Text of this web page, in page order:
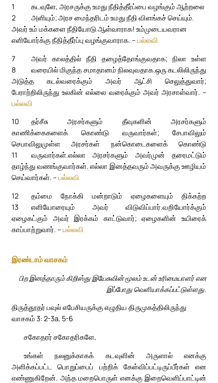
1
கடவுளே, அரசருக்கு உமது நீதித்தீர்ப்பை வழங்கும் ஆற்றலை
அளியும்; அரச மைந்தரிடம் உமது நீதி விளங்கச் செய்யும்.
2
அவர் உம் மக்களை நீதியோடு ஆள்வாராக! உம்முடையவரான
எளியோர்க்கு நீதித்தீர்ப்பு வழங்குவாராக. – பல்லவி
7
அவர் காலத்தில் நீதி தழைத்தோங்குவதாக; நிலா உள்ள
வரையில் மிகுந்த சமாதானம் நிலவுவதாக.
8
ஒரு கடலிலிருந்து
அடுத்த கடல்வரைக்கும் அவர் ஆட்சி செலுத்துவார்;
பேராற்றிலிருந்து உலகின் எல்லை வரைக்கும் அவர் அரசாள்வார். –
பல்லவி
10
தர்சீசு அரசர்களும் தீவுகளின் அரசர்களும்
காணிக்கைகளைக் கொண்டு வருவார்கள்; சேபாவிலும்
செபாவிலுமுள்ள அரசர்கள் நன்கொடைகளைக் கொண்டு
வருவார்கள்.
11
எல்லா அரசர்களும் அவர்முன் தரைமட்டும்
தாழ்ந்து வணங்குவார்கள். எல்லா இனத்தவரும் அவருக்கு ஊழியம்
செய்வார்கள். – பல்லவி
12
தம்மை நோக்கி மன்றாடும் ஏழைகளையும் திக்கற்ற
எளியோரையும் அவர் விடுவிப்பார்.
13
வறியோர்க்கும்
ஏழைகட்கும் அவர் இரக்கம் காட்டுவார்; ஏழைகளின் உயிரைக்
காப்பாற்றுவார். – பல்லவி
இரண்டாம் வாசகம்
பிற இனத்தாரும் கிறிஸ்து இயேசுவின் மூலம் உடன் உரிமையாளர் என
இப்போது வெளியாக்கப்பட்டுள்ளது.
திருத்தூதர் பவுல் எபேசியருக்கு எழுதிய திருமுகத்திலிருந்து
வாசகம் 3: 2-3a, 5-6
சகோதரர் சகோதரிகளே,
உங்கள் நலனுக்காகக் கடவுளின் அருளால் எனக்கு
அளிக்கப்பட்ட பொறுப்பைப் பற்றிக் கேள்விப்பட்டிருப்பீர்கள் என
எண்ணுகிறேன். அந்த மறைபொருள் எனக்கு இறைவெளிப்பாட்டின்